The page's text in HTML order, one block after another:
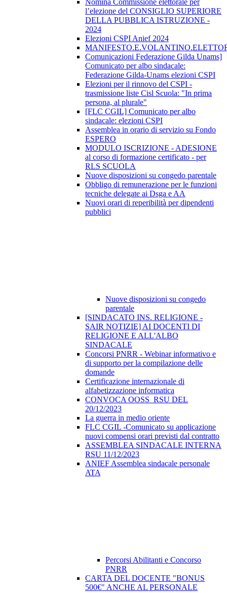
Nomina Commissione elettorale per
l’elezione del CONSIGLIO SUPERIORE
DELLA PUBBLICA ISTRUZIONE -
2024
Elezioni CSPI Anief 2024
Comunicazioni Federazione Gilda Unams]
Comunicato per albo sindacale:
Federazione Gilda-Unams elezioni CSPI
Elezioni per il rinnovo del CSPI -
trasmissione liste Cisl Scuola: "In prima
persona, al plurale"
[FLC CGIL] Comunicato per albo
sindacale: elezioni CSPI
Assemblea in orario di servizio su Fondo
ESPERO
MODULO ISCRIZIONE - ADESIONE
al corso di formazione certificato - per
RLS SCUOLA
Nuove disposizioni su congedo parentale
Obbligo di remunerazione per le funzioni
tecniche delegate ai Dsga e AA
Nuovi orari di reperibilità per dipendenti
pubblici
Nuove disposizioni su congedo
parentale
[SINDACATO INS. RELIGIONE -
SAIR NOTIZIE] AI DOCENTI DI
RELIGIONE E ALL'ALBO
SINDACALE
Concorsi PNRR - Webinar informativo e
di supporto per la compilazione delle
domande
Certificazione internazionale di
alfabetizzazione informatica
CONVOCA OOSS_RSU DEL
20/12/2023
La guerra in medio oriente
FLC CGIL -Comunicato su applicazione
nuovi compensi orari previsti dal contratto
ASSEMBLEA SINDACALE INTERNA
RSU 11/12/2023
ANIEF Assemblea sindacale personale
ATA
Percorsi Abilitanti e Concorso
PNRR
CARTA DEL DOCENTE "BONUS
500€" ANCHE AL PERSONALE